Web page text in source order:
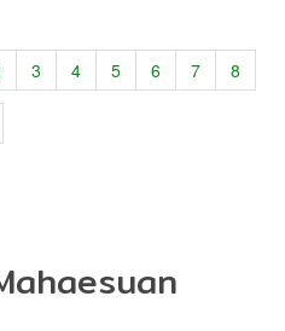
3 4 5 6 7 8